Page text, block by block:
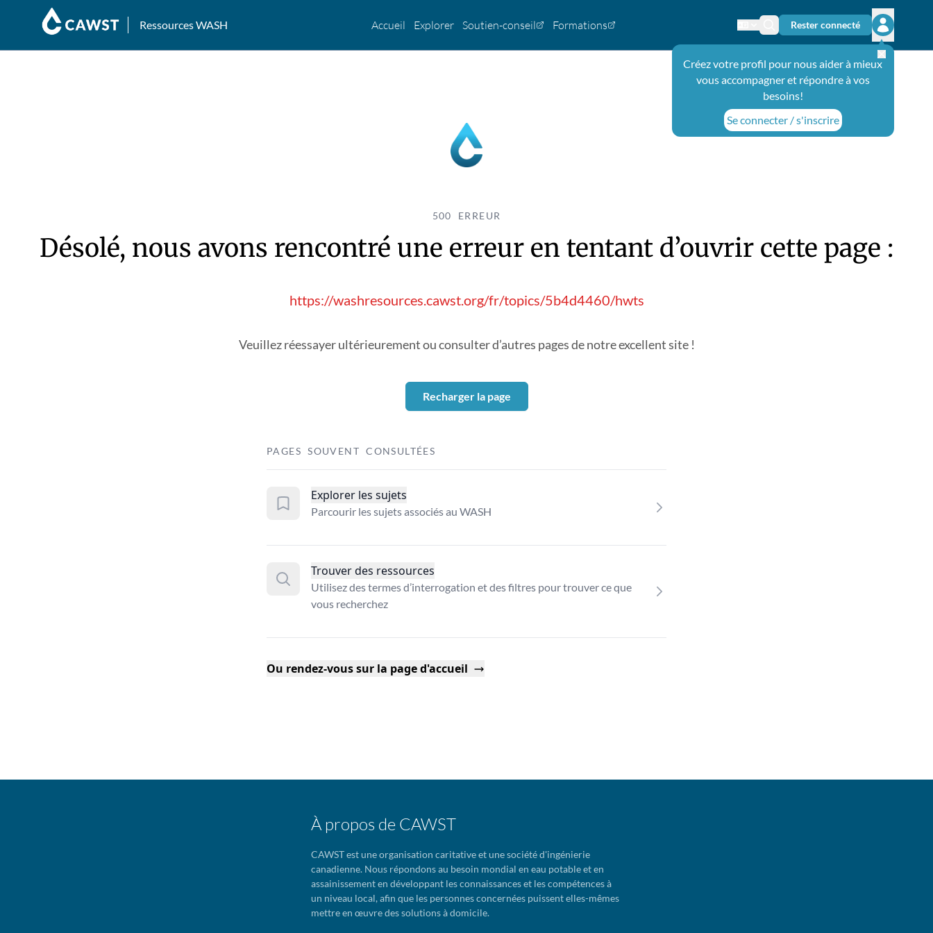
Ressources WASH Accueil Explorer Soutien-conseil Formations Changer de langue
Icône de recherche
Rester connecté
Ouvrir le
Créez votre profil pour nous aider à mieux
vous accompagner et répondre à vos
besoins!
Se connecter / s'inscrire
500 ERREUR
Désolé, nous avons rencontré une erreur en tentant d’ouvrir cette page :
https://washresources.cawst.org/fr/topics/5b4d4460/hwts
Veuillez réessayer ultérieurement ou consulter d’autres pages de notre excellent site !
Recharger la page
PAGES SOUVENT CONSULTÉES
Explorer les sujets
Parcourir les sujets associés au WASH
Trouver des ressources
Utilisez des termes d’interrogation et des filtres pour trouver ce que
vous recherchez
Ou rendez-vous sur la page d'accueil
À propos de CAWST
CAWST est une organisation caritative et une société d'ingénierie
canadienne. Nous répondons au besoin mondial en eau potable et en
assainissement en développant les connaissances et les compétences à
un niveau local, afin que les personnes concernées puissent elles-mêmes
mettre en œuvre des solutions à domicile.